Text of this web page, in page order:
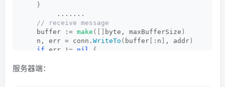
}
         .......
// receive message
    buffer :=
make ([] byte, maxBufferSize )
    n, err = conn.
WriteTo ( buffer [ :n ] , addr)
if err != nil
{
}
服务器端：